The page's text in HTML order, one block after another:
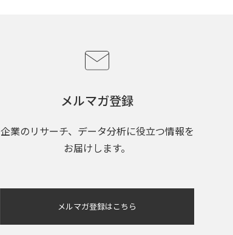
メルマガ登録
企業のリサーチ、データ分析に役立つ情報を
お届けします。
メルマガ登録はこちら